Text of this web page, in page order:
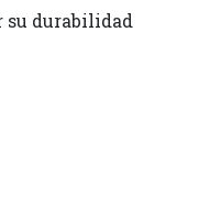
su durabilidad